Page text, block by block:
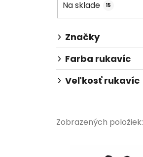
Na sklade 15
Značky
Farba rukavíc
Veľkosť rukavíc
Zobrazených položiek: